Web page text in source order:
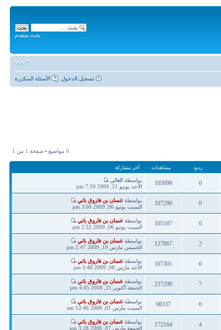
بحث متقدم
الأسئلة المتكررة تسجيل الدخول
0 مواضيع • صفحة 1 من 1
ردود مشاهدات آخر مشاركة
0
ردود
105098
مشاهدات
آخر
مشاركة
بواسطة الغالي
الأحد يونيو 21, 2009 7:59 pm
0
ردود
107290
مشاهدات
آخر
مشاركة
بواسطةغسان بن فاروق باتي
السبت يونيو 06, 2009 3:00 pm
0
ردود
105187
مشاهدات
آخر
مشاركة
بواسطةغسان بن فاروق باتي
السبت يونيو 06, 2009 2:52 pm
2
ردود
137967
مشاهدات
آخر
مشاركة
بواسطةغسان بن فاروق باتي
الخميس مارس 19, 2009 2:47 pm
0
ردود
107301
مشاهدات
آخر
مشاركة
بواسطةغسان بن فاروق باتي
الأحد مارس 08, 2009 5:48 pm
7
ردود
237298
مشاهدات
آخر
مشاركة
بواسطةغسان بن فاروق باتي
الجمعة أكتوبر 31, 2008 4:05 pm
0
ردود
98337
مشاهدات
آخر
مشاركة
بواسطةغسان بن فاروق باتي
السبت مارس 01, 2008 12:46 am
4
172164
آخر
مشاركة
بواسطةغسان بن فاروق باتي
الجمعة مارس 07, 2008 3:28 pm